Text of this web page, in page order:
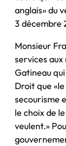
anglais» du
3 décembre
Monsieur
services aux
Gatineau
Droit que
secourisme
le choix de
veulent.»